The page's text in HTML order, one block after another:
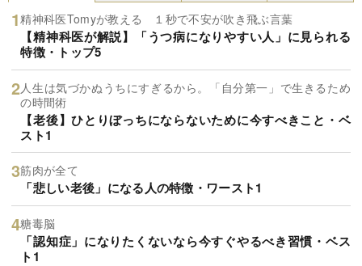
精神科医Tomyが教える １秒で不安が吹き飛ぶ言葉
【精神科医が解説】「うつ病になりやすい人」に見られる
特徴・トップ5
人生は気づかぬうちにすぎるから。「自分第一」で生きるため
の時間術
【老後】ひとりぼっちにならないために今すべきこと・ベ
スト1
筋肉が全て
「悲しい老後」になる人の特徴・ワースト1
糖毒脳
「認知症」になりたくないなら今すぐやるべき習慣・ベス
ト1